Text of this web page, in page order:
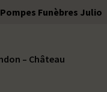
Pompes Funèbres Julio
– Château